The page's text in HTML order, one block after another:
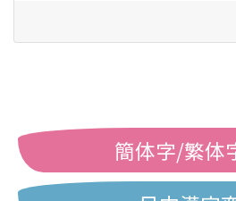
簡体字/繁体